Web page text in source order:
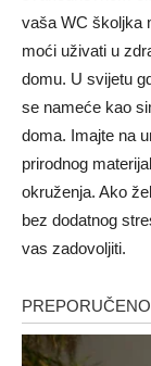
vaša WC školjka
moći uživati u
domu. U svijetu
se nameće kao
doma. Imajte na
prirodnog
okruženja. Ako
bez dodatnog
vas zadovoljiti.